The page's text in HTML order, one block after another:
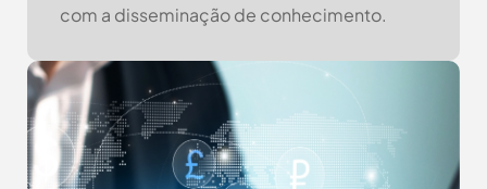
com a disseminação de conhecimento.